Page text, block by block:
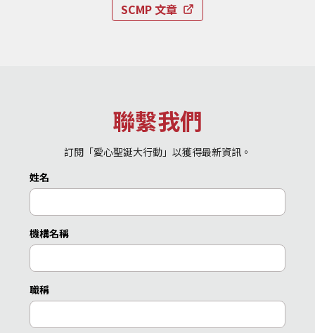
SCMP 文章
聯繫我們
訂閱「愛心聖誕大行動」以獲得最新資訊。
姓名
機構名稱
職稱